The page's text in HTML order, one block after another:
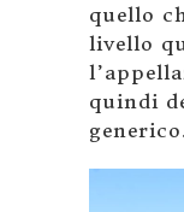
quello
livello
quindi